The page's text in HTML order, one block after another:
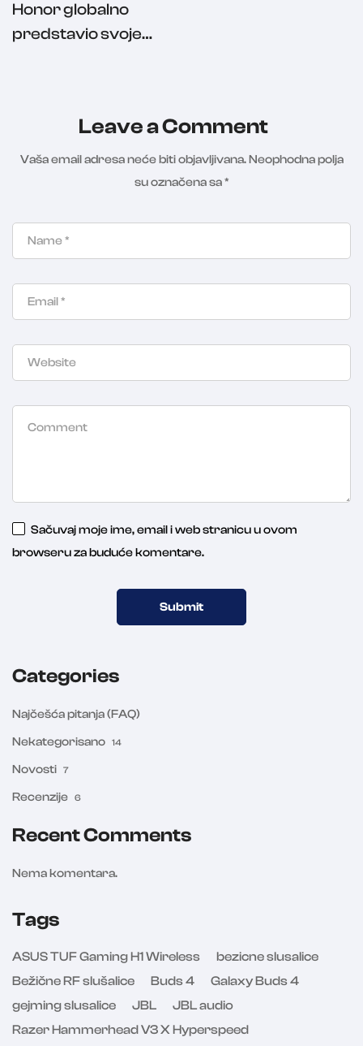
Honor globalno
predstavio svoje
Leave a Comment
Vaša email adresa neće biti objavljivana. Neophodna polja
su označena sa*
Sačuvaj moje ime, email i web stranicu u ovom
browseru za buduće komentare.
Categories
Najčešća pitanja (FAQ)
Nekategorisano
14
Novosti 7
Recenzije 6
Recent Comments
Nema komentara.
Tags
ASUS TUF Gaming H1 Wireless
bezicne slusalice
Bežične RF slušalice
Buds 4
Galaxy Buds 4
gejming slusalice
JBL
JBL audio
Razer Hammerhead V3 X Hyperspeed